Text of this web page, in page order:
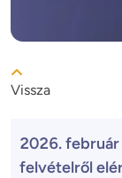
Vissza
2026.
felvételről